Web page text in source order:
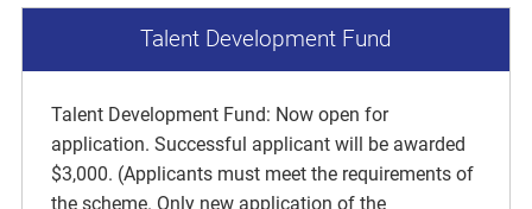
Talent Development Fund
Talent Development Fund: Now open for
application. Successful applicant will be awarded
$3,000. (Applicants must meet the requirements of
the scheme. Only new application of the